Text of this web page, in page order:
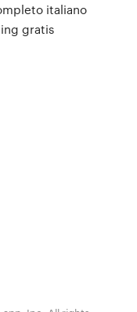
italiano
gratis